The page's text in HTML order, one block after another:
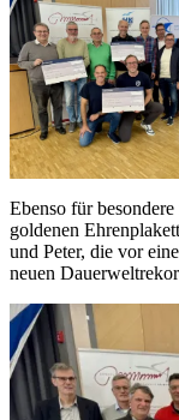
Ebenso für
goldenen
und Peter, die vor
neuen